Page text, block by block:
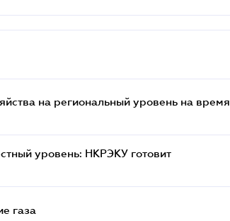
на региональный уровень на время
уровень: НКРЭКУ готовит
газа